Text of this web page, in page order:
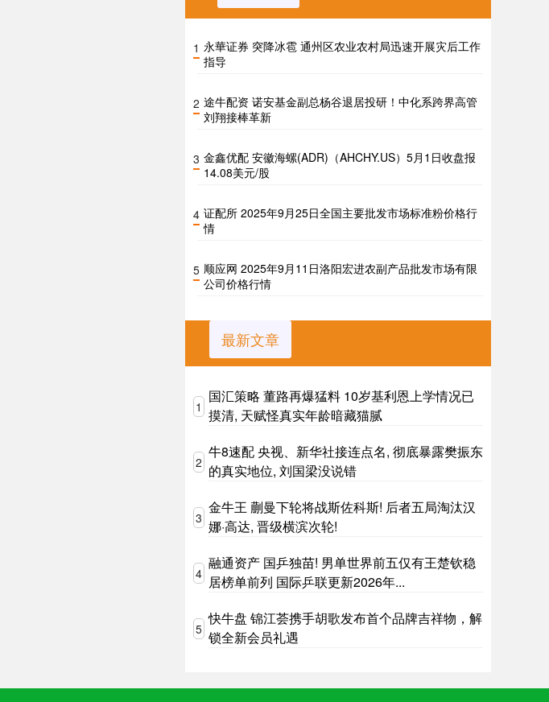
1 永華证券 突降冰雹 通州区农业农村局迅速开展灾后工作
指导
2 途牛配资 诺安基金副总杨谷退居投研！中化系跨界高管
刘翔接棒革新
3 金鑫优配 安徽海螺(ADR)（AHCHY.US）5月1日收盘报
14.08美元/股
4 证配所 2025年9月25日全国主要批发市场标准粉价格行
情
5 顺应网 2025年9月11日洛阳宏进农副产品批发市场有限
公司价格行情
最新文章
1
国汇策略 董路再爆猛料 10岁基利恩上学情况已
摸清, 天赋怪真实年龄暗藏猫腻
2
牛8速配 央视、新华社接连点名, 彻底暴露樊振东
的真实地位, 刘国梁没说错
3
金牛王 蒯曼下轮将战斯佐科斯! 后者五局淘汰汉
娜·高达, 晋级横滨次轮!
4
融通资产 国乒独苗! 男单世界前五仅有王楚钦稳
居榜单前列 国际乒联更新2026年...
5
快牛盘 锦江荟携手胡歌发布首个品牌吉祥物，解
锁全新会员礼遇